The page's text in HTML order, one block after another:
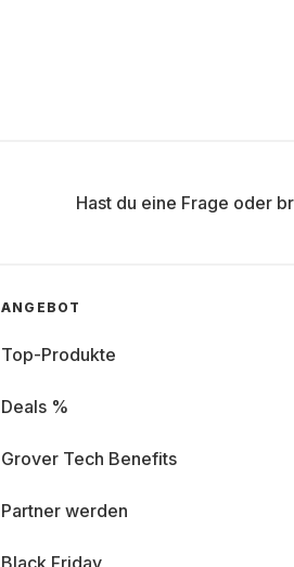
Hast du eine Frage oder
ANGEBOT
Top-Produkte
Deals %
Grover Tech Benefits
Partner werden
Black Friday